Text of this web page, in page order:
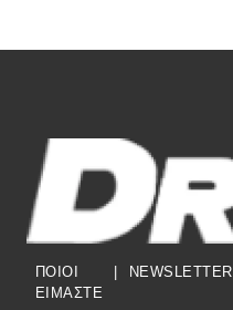
ΠΟΙΟΙ
ΕΙΜΑΣΤΕ
NEWSLETTER